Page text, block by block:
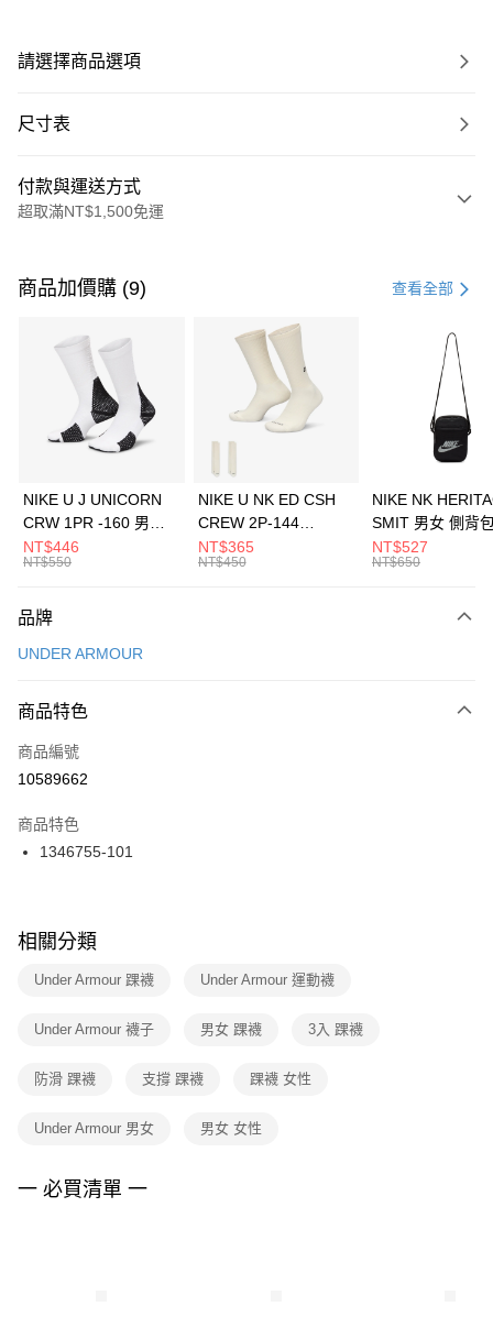
請選擇商品選項
尺寸表
付款與運送方式
超取滿NT$1,500免運
信用卡一次付款
3 期 0 利率 每期 21家銀行
合作金庫商業銀行
第一商業銀行
華南商業銀行
彰化商業銀行
上海商業儲蓄銀行
元大商業銀行
台灣樂天信用卡公司
Apple Pay
全盈+PAY
AFTEE先享後付
【關於「AFTEE先享後付」】
便利好安心！
３．安心：先確認商品／服務後，再付款。
【「AFTEE先享後付」結帳流程】
１．於結帳方式選擇「AFTEE先享後付」後，將跳轉至「AFTEE先享後付」
２．訂單成立數日內，您將收到繳費通知簡訊。
３．收到繳費通知簡訊後14天內，點擊此簡訊中的連結，可透過四大超商／
ATM／網路銀行／等多元方式進行付款，方視為交易完成。
※ 交易是否成功請以「AFTEE先享後付 」之結帳頁面顯示為準，若有關於
是否繳費成功／繳費後需取消欲退款等相關疑問，請聯繫「AFTEE先享後付
客戶支援中心」https://netprotections.freshdesk.com/support/home
１．透過由恩沛科技股份有限公司提供之「AFTEE先享後付」服務完成之交
權轉讓予恩沛科技股份有限公司。
３．未成年的使用者請事先徵得法定代理人或監護人之同意方可使用
４．使用「AFTEE先享後付」時，將依據個別帳號之用戶狀況，依本公司即
運送方式
每筆NT$100，滿NT$1,500(含以上)免運費
宅配
每筆NT$100，滿NT$1,500(含以上)免運費
付款後門市自取
每筆NT$100，滿NT$1,500(含以上)免運費
商品加價購 (9) 查看全部
NIKE U J UNICORN
CRW 1PR -160 男女
中統襪 FZ3393100
NT$446
NT$550
NIKE U NK ED CSH
CREW 2P-144
EMBRDY 男女 短統襪
FZ3073133
NT$365
NT$450
NIKE NK
SMIT 男女 側背
BA5871010
NT$527
NT$650
品牌
UNDER ARMOUR
商品特色
商品編號
10589662
商品特色
1346755-101
相關分類
Under Armour 踝襪 Under Armour 運動襪
Under Armour 襪子 男女 踝襪 3入 踝襪
防滑 踝襪 支撐 踝襪 踝襪 女性
Under Armour 男女 男女 女性
一 必買清單 一